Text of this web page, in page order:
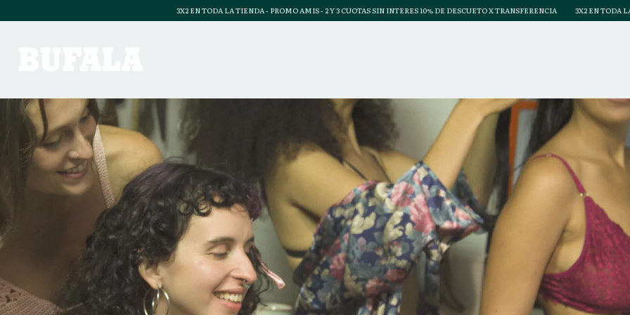
3X2 EN TODA LA TIENDA - PROMO AMIS - 2 Y 3 CUOTAS SIN INTERES 10% DE DESCUETO X TRANSFERENCIA 3X2 EN TODA LA TIENDA - PROMO AMIS - 2 Y 3